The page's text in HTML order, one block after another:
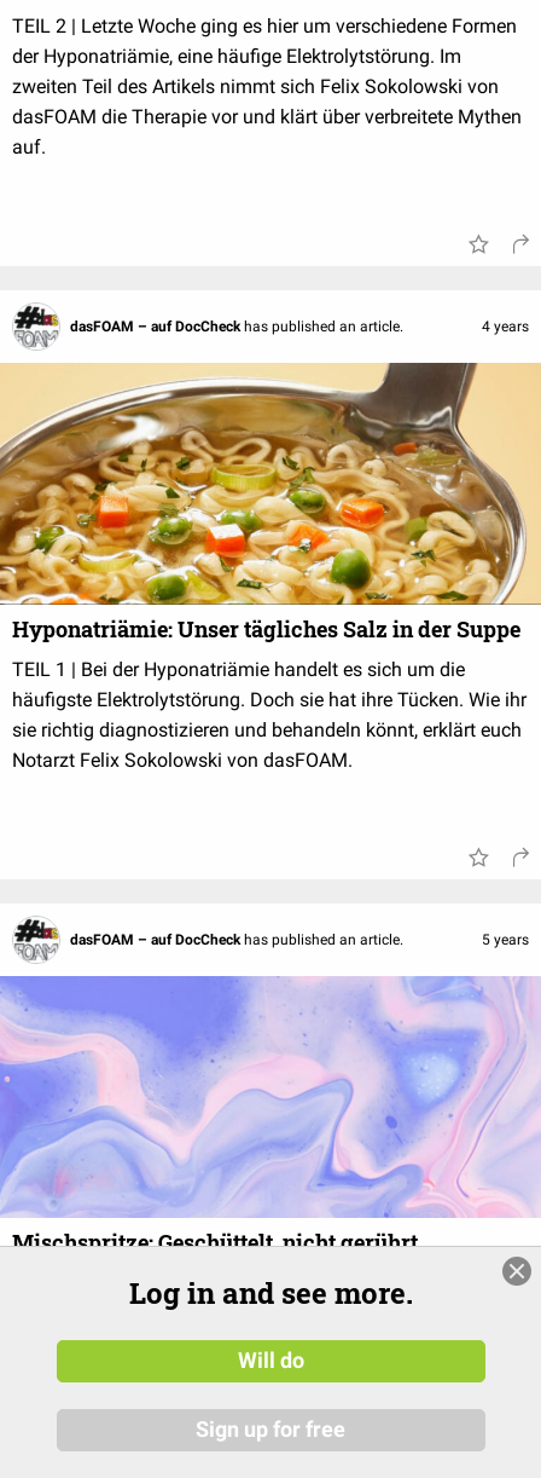
TEIL 2 | Letzte Woche ging es hier um verschiedene Formen
der Hyponatriämie, eine häufige Elektrolytstörung. Im
zweiten Teil des Artikels nimmt sich Felix Sokolowski von
dasFOAM die Therapie vor und klärt über verbreitete Mythen
auf.
dasFOAM – auf DocCheck has published an article. 4 years
Hyponatriämie: Unser tägliches Salz in der Suppe
TEIL 1 | Bei der Hyponatriämie handelt es sich um die
häufigste Elektrolytstörung. Doch sie hat ihre Tücken. Wie ihr
sie richtig diagnostizieren und behandeln könnt, erklärt euch
Notarzt Felix Sokolowski von dasFOAM.
dasFOAM – auf DocCheck has published an article. 5 years
Mischspritze: Geschüttelt, nicht gerührt
Es ist ein ruhiger Tag im Bereitschaftsdienst und zum
Frühstück gibt's direkt die erste fachliche Diskussion: Wie
gleichmäßig verteilen sich eigentlich Wirkstoffe in der
Spritze? Schaut euch hier unsere spontanen Experimente an.
Log in and see more.
Will do
Sign up for free